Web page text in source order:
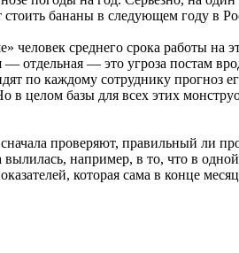
стоить бананы в следующем году в
человек среднего срока работы на
отдельная — это угроза постам
по каждому сотруднику прогноз
целом базы для всех этих
проверяют, правильный ли
например, в то, что в
которая сама в конце